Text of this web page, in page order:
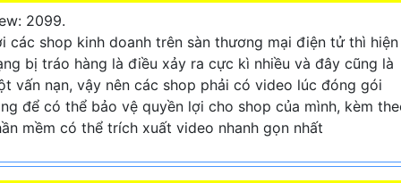
2099.
các shop kinh doanh trên sàn thương mại điện tử thì hiện
bị tráo hàng là điều xảy ra cực kì nhiều và đây cũng là
vấn nạn, vậy nên các shop phải có video lúc đóng gói
để có thể bảo vệ quyền lợi cho shop của mình, kèm
mềm có thể trích xuất video nhanh gọn nhất